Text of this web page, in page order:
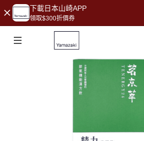
下載日本山崎APP
領取$300折價券